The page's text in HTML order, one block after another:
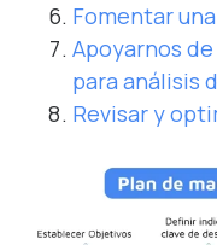
Fomentar
Apoyarnos
para análisis
Revisar y